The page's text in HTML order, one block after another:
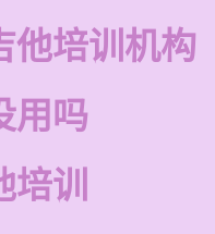
他培训机构
用吗
训